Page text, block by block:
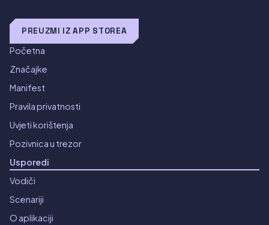
PREUZMI IZ APP STOREA
Početna
Značajke
Manifest
Pravila privatnosti
Uvjeti korištenja
Pozivnica u trezor
Usporedi
Vodiči
Scenariji
O aplikaciji